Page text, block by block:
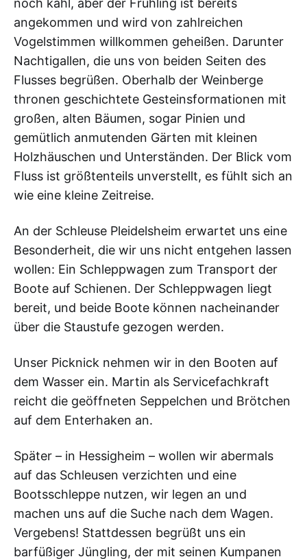
noch kahl, aber der Frühling ist bereits
angekommen und wird von zahlreichen
Vogelstimmen willkommen geheißen. Darunter
Nachtigallen, die uns von beiden Seiten des
Flusses begrüßen. Oberhalb der Weinberge
thronen geschichtete Gesteinsformationen mit
großen, alten Bäumen, sogar Pinien und
gemütlich anmutenden Gärten mit kleinen
Holzhäuschen und Unterständen. Der Blick vom
Fluss ist größtenteils unverstellt, es fühlt sich an
wie eine kleine Zeitreise.
An der Schleuse Pleidelsheim erwartet uns eine
Besonderheit, die wir uns nicht entgehen lassen
wollen: Ein Schleppwagen zum Transport der
Boote auf Schienen. Der Schleppwagen liegt
bereit, und beide Boote können nacheinander
über die Staustufe gezogen werden.
Unser Picknick nehmen wir in den Booten auf
dem Wasser ein. Martin als Servicefachkraft
reicht die geöffneten Seppelchen und Brötchen
auf dem Enterhaken an.
Später – in Hessigheim – wollen wir abermals
auf das Schleusen verzichten und eine
Bootsschleppe nutzen, wir legen an und
machen uns auf die Suche nach dem Wagen.
Vergebens! Stattdessen begrüßt uns ein
barfüßiger Jüngling, der mit seinen Kumpanen